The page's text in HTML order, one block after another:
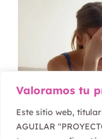
Valoramos tu
Este sitio web,
AGUILAR